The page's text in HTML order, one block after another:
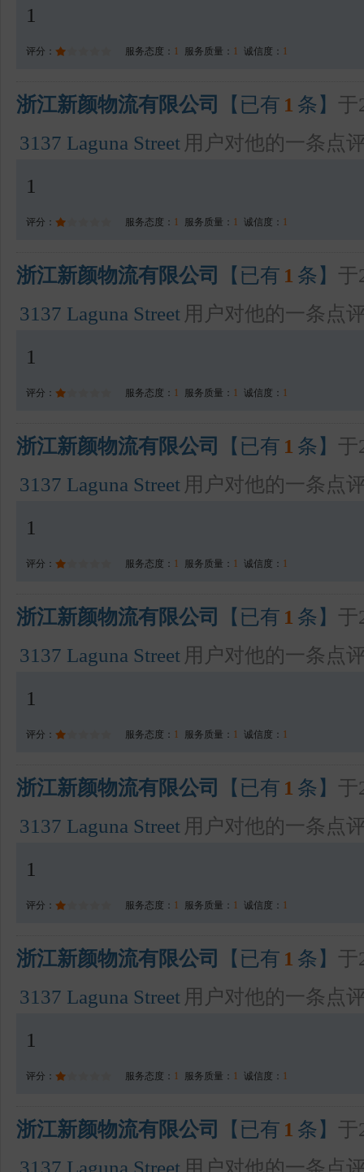
1
评分： 服务态度： 1 服务质量： 1 诚信度： 1
浙江新颜物流有限公司 【已有 1 条】 于
3137 Laguna Street 用户对他的一条点
1
评分： 服务态度： 1 服务质量： 1 诚信度： 1
浙江新颜物流有限公司 【已有 1 条】 于
3137 Laguna Street 用户对他的一条点
1
评分： 服务态度： 1 服务质量： 1 诚信度： 1
浙江新颜物流有限公司 【已有 1 条】 于
3137 Laguna Street 用户对他的一条点
1
评分： 服务态度： 1 服务质量： 1 诚信度： 1
浙江新颜物流有限公司 【已有 1 条】 于
3137 Laguna Street 用户对他的一条点
1
评分： 服务态度： 1 服务质量： 1 诚信度： 1
浙江新颜物流有限公司 【已有 1 条】 于
3137 Laguna Street 用户对他的一条点
1
评分： 服务态度： 1 服务质量： 1 诚信度： 1
浙江新颜物流有限公司 【已有 1 条】 于
3137 Laguna Street 用户对他的一条点
1
评分： 服务态度： 1 服务质量： 1 诚信度： 1
浙江新颜物流有限公司 【已有 1 条】 于
3137 Laguna Street 用户对他的一条点